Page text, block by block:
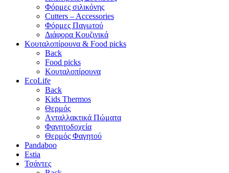
Φόρμες σιλικόνης
Cutters – Accessories
Φόρμες Παγωτού
Διάφορα Κουζινικά
Κουταλοπίρουνα & Food picks
Back
Food picks
Κουταλοπίρουνα
EcoLife
Back
Kids Thermos
Θερμός
Aνταλλακτικά Πώματα
Φαγητοδοχεία
Θερμός Φαγητού
Pandaboo
Estia
Τσάντες